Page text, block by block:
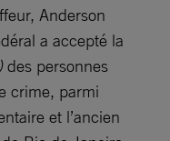
Anderson
a accepté la
des personnes
crime, parmi
et l’ancien